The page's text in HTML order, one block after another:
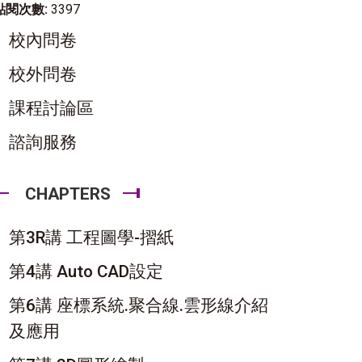
閱次數: 3397
校內問卷
校外問卷
課程討論區
諮詢服務
CHAPTERS
第3R講 工程圖學-摺紙
第4講 Auto CAD設定
第6講 座標系統.聚合線.雲形線介紹
及應用